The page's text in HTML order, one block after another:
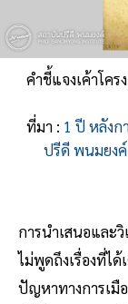
คำชี้แจงเค้าโค
ที่มา : 1 ปี หลังก
ปรีดี พนมยงค์
การนำเสนอและ
ไม่พูดถึงเรื่องที่ไ
ปัญหาทางการเมื